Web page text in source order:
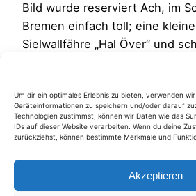
Um dir ein optimales Erlebnis zu bieten, verwenden
Geräteinformationen zu speichern und/oder darauf
Technologien zustimmst, können wir Daten wie das
IDs auf dieser Website verarbeiten. Wenn du deine
zurückziehst, können bestimmte Merkmale und
Akzeptieren
Bild wurde reserviert Ach, im
Bremen einfach toll; eine
Sielwallfähre „Hal Över“ und
sich wie im Urlaub. Der
und hat ein wunderbares
Tilt Shift (Miniaturoptik) …
2. Juli 2010